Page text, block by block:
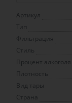
Артикул
Тип
Фильтрация
Стиль
Процент алкоголя
Плотность
Вид тары
Страна